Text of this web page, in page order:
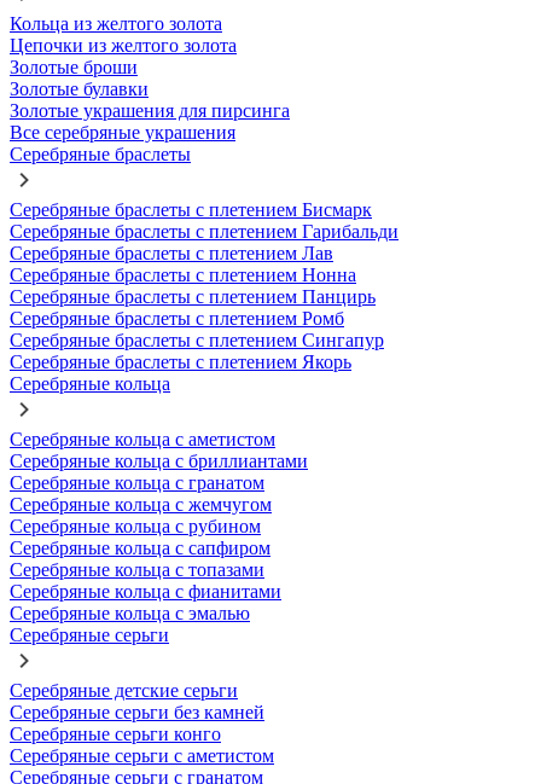
Кольца из желтого золота
Цепочки из желтого золота
Золотые броши
Золотые булавки
Золотые украшения для пирсинга
Все серебряные украшения
Серебряные браслеты
Серебряные браслеты с плетением Бисмарк
Серебряные браслеты с плетением Гарибальди
Серебряные браслеты с плетением Лав
Серебряные браслеты с плетением Нонна
Серебряные браслеты с плетением Панцирь
Серебряные браслеты с плетением Ромб
Серебряные браслеты с плетением Сингапур
Серебряные браслеты с плетением Якорь
Серебряные кольца
Серебряные кольца с аметистом
Серебряные кольца с бриллиантами
Серебряные кольца с гранатом
Серебряные кольца с жемчугом
Серебряные кольца с рубином
Серебряные кольца с сапфиром
Серебряные кольца с топазами
Серебряные кольца с фианитами
Серебряные кольца с эмалью
Серебряные серьги
Серебряные детские серьги
Серебряные серьги без камней
Серебряные серьги конго
Серебряные серьги с аметистом
Серебряные серьги с гранатом